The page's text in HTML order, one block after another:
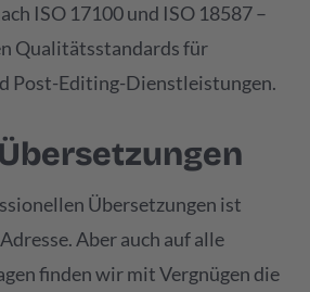
ISO 17100 und ISO 18587 –
Qualitätsstandards für
Post-Editing-Dienstleistungen.
Übersetzungen ist
Aber auch auf alle
finden wir mit Vergnügen die